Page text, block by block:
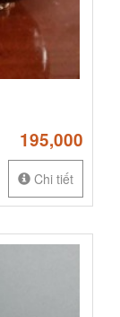
195,000
Chi tiết